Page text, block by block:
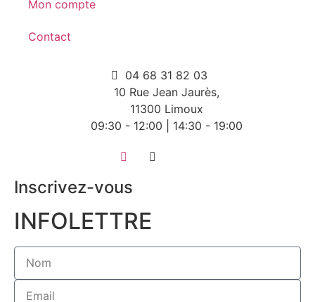
Mon compte
Contact
04 68 31 82 03
10 Rue Jean Jaurès,
11300 Limoux
09:30 - 12:00 | 14:30 - 19:00
Inscrivez-vous
INFOLETTRE